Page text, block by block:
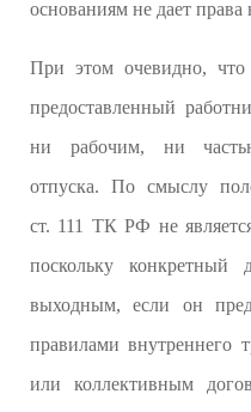
основаниям не дает права
При этом очевидно, что
предоставленный
ни рабочим, ни
отпуска. По смыслу
ст. 111 ТК РФ не
поскольку конкретный
выходным, если он
правилами внутреннего
или коллективным